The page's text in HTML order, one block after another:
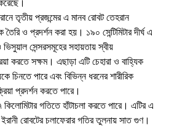
তৃতীয় প্রজন্মের এ মানব রোবট তেহরান
ও প্রদর্শন করা হয়। ১৯০ সেন্টিমিটার দীর্ঘ এ
ভিসুয়াল সেন্সরসমূহের সহায়তায় স্বীয়
করতে সক্ষম। এছাড়া এটি চেহারা ও বাহ্যিক
চিনতে পারে এবং বিভিন্ন ধরনের শারীরিক
প্রদর্শন করতে পারে।
গতিতে হাঁটাচলা করতে পারে। এটির এ
রোবটের চলাফেরার গতির তুলনায় সাত গুণ।